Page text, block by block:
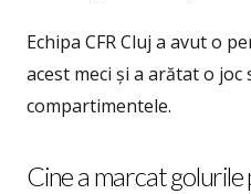
Echipa CFR Cluj a avut o
acest meci și a arătat o joc
compartimentele.
Cine a marcat